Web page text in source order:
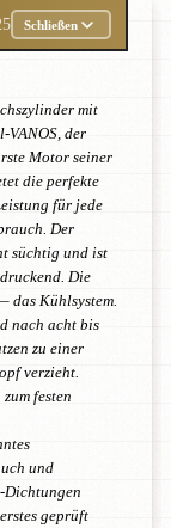
Schließen
mit
VANOS, der
Motor seiner
die perfekte
für jede
Der
süchtig und ist
Die
das Kühlsystem.
nach acht bis
zu einer
verzieht.
festen
und
Dichtungen
geprüft